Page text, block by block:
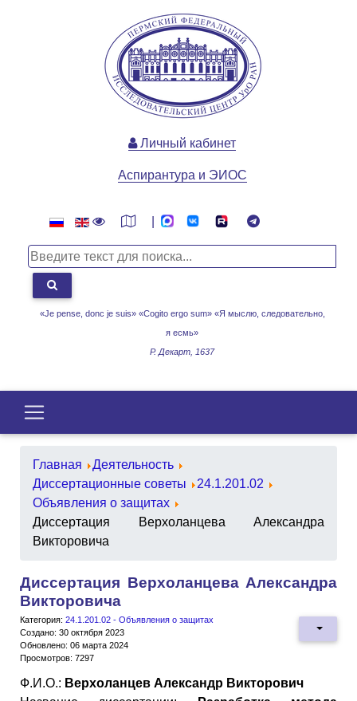
«Je pense, donc je suis» «Cogito ergo sum» «Я мыслю, следовательно,
я есмь»
Р. Декарт, 1637
Личный кабинет
Аспирантура и ЭИОС
Главная
Деятельность
Диссертационные советы
24.1.201.02
Объявления о защитах
Диссертация Верхоланцева Александра
Викторовича
Диссертация Верхоланцева Александра
Викторовича
Категория: 24.1.201.02 - Объявления о защитах
Создано: 30 октября 2023
Обновлено: 06 марта 2024
Просмотров: 7297
Ф.И.О.: Верхоланцев Александр Викторович